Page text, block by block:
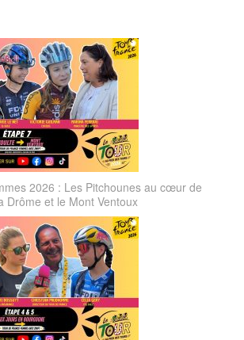
2026 : Les Pitchounes au cœur de
Drôme et le Mont Ventoux